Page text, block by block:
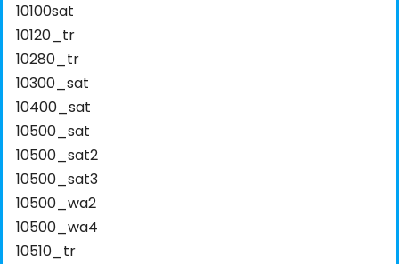
10100sat
10120_tr
10280_tr
10300_sat
10400_sat
10500_sat
10500_sat2
10500_sat3
10500_wa2
10500_wa4
10510_tr